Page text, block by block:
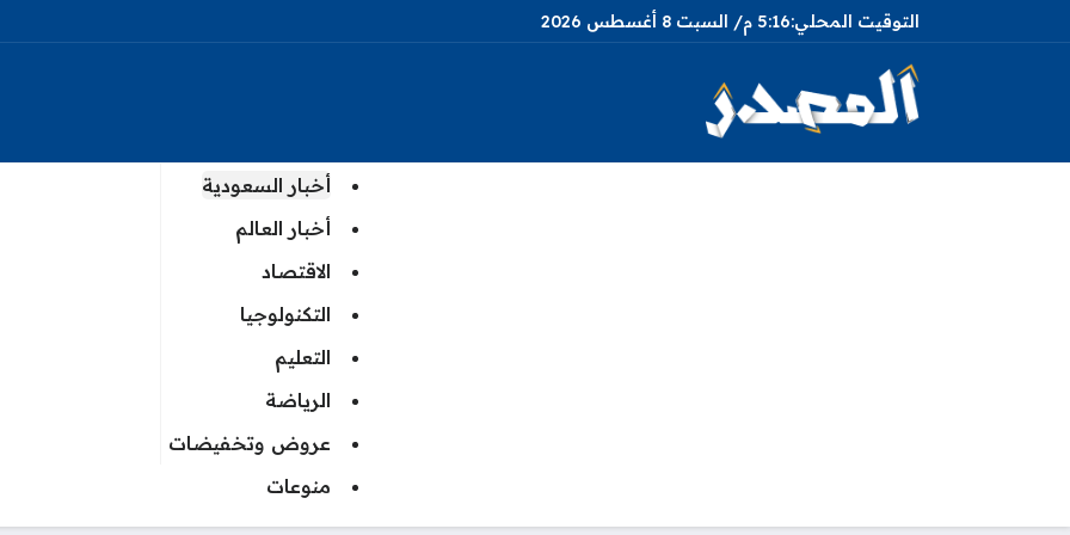
5:16 م السبت 8 أغسطس 2026
أخبار السعودية
أخبار العالم
الاقتصاد
التكنولوجيا
التعليم
الرياضة
عروض وتخفيضات
منوعات